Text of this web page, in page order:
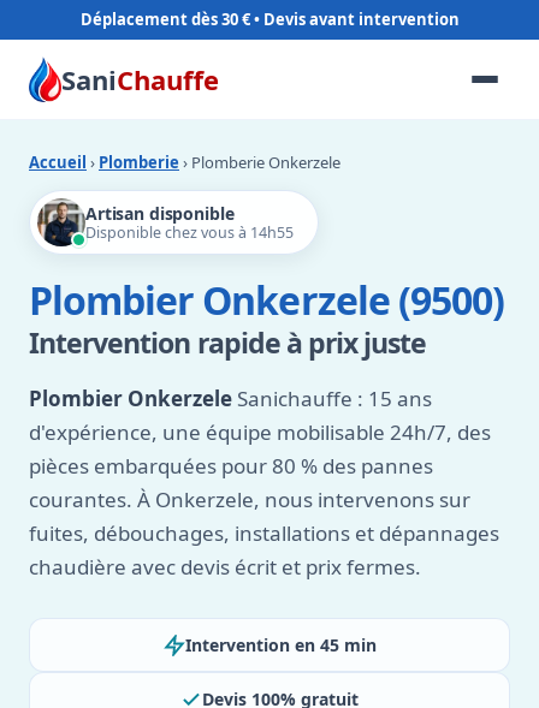
Déplacement dès 30 €
SaniChauffe
Accueil › Plomberie › Plomberie Onkerzele
Artisan disponible
Disponible chez vous à 14h55
Plombier Onkerzele (9500)
Intervention rapide à prix juste
Plombier Onkerzele Sanichauffe : 15 ans
d'expérience, une équipe mobilisable 24h/7, des
pièces embarquées pour 80 % des pannes
courantes. À Onkerzele, nous intervenons sur
fuites, débouchages, installations et dépannages
chaudière avec devis écrit et prix fermes.
Intervention en 45 min
Devis 100% gratuit